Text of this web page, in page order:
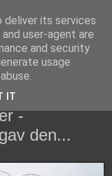
tre-enighed
-
den...
deliver its services
user-agent are
and security
usage
IT